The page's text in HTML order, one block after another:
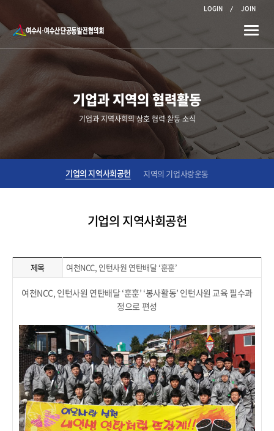
LOGIN JOIN
Toggle
기업과 지역의 협력활동
기업과 지역사회의 상호 협력 활동 소식
기업의 지역사회공헌 지역의 기업사랑운동
기업의 지역사회공헌
제목 여천NCC, 인턴사원 연탄배달 ‘훈훈’
여천NCC, 인턴사원 연탄배달 ‘훈훈’ ‘봉사활동’ 인턴사원 교육 필수과
정으로 편성